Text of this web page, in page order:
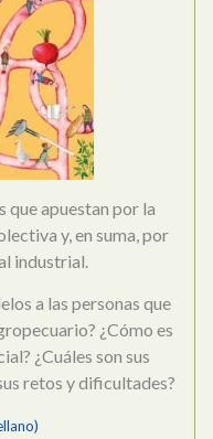
que apuestan por la
y, en suma, por
industrial.
a las personas que
¿Cómo es
¿Cuáles son sus
retos y dificultades?